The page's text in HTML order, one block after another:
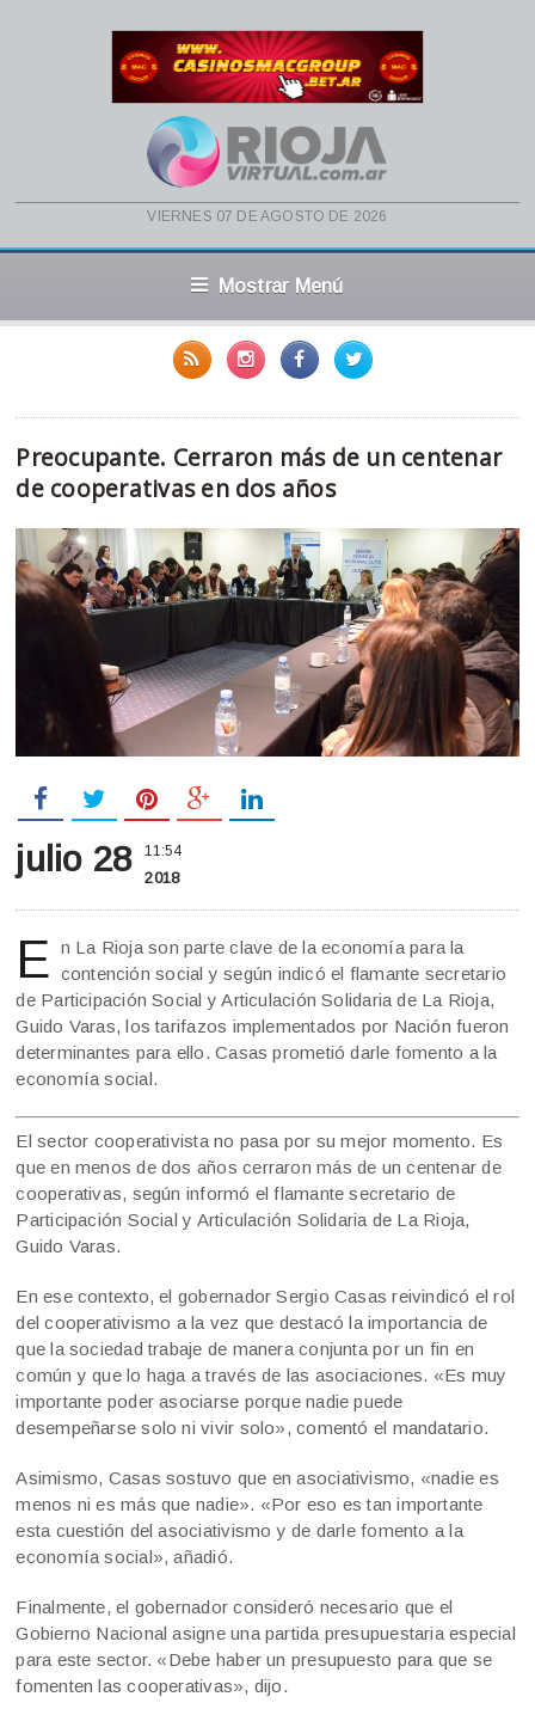
viernes 07 de agosto de 2026
Mostrar Menú
Preocupante. Cerraron más de un centenar
de cooperativas en dos años
julio 28 11:54
2018
E n La Rioja son parte clave de la economía para la
contención social y según indicó el flamante secretario
de Participación Social y Articulación Solidaria de La Rioja,
Guido Varas, los tarifazos implementados por Nación fueron
determinantes para ello. Casas prometió darle fomento a la
economía social.
El sector cooperativista no pasa por su mejor momento. Es
que en menos de dos años cerraron más de un centenar de
cooperativas, según informó el flamante secretario de
Participación Social y Articulación Solidaria de La Rioja,
Guido Varas.
En ese contexto, el gobernador Sergio Casas reivindicó el rol
del cooperativismo a la vez que destacó la importancia de
que la sociedad trabaje de manera conjunta por un fin en
común y que lo haga a través de las asociaciones. «Es muy
importante poder asociarse porque nadie puede
desempeñarse solo ni vivir solo», comentó el mandatario.
Asimismo, Casas sostuvo que en asociativismo, «nadie es
menos ni es más que nadie». «Por eso es tan importante
esta cuestión del asociativismo y de darle fomento a la
economía social», añadió.
Finalmente, el gobernador consideró necesario que el
Gobierno Nacional asigne una partida presupuestaria especial
para este sector. «Debe haber un presupuesto para que se
fomenten las cooperativas», dijo.